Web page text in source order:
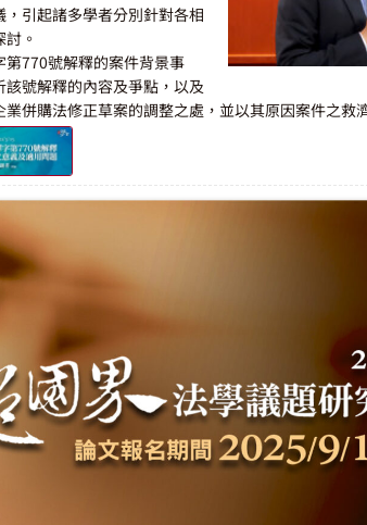
，引起諸多學者分別針對各相
。
第770號解釋的案件背景事
該號解釋的內容及爭點，以及
業併購法修正草案的調整之處，並以其原因案件之救